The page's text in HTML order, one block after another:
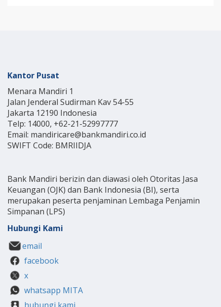
Kantor Pusat
Menara Mandiri 1
Jalan Jenderal Sudirman Kav 54-55
Jakarta 12190 Indonesia
Telp: 14000, +62-21-52997777
Email: mandiricare@bankmandiri.co.id
SWIFT Code: BMRIIDJA
Bank Mandiri berizin dan diawasi oleh Otoritas Jasa
Keuangan (OJK) dan Bank Indonesia (BI), serta
merupakan peserta penjaminan Lembaga Penjamin
Simpanan (LPS)
Hubungi Kami
email
facebook
x
whatsapp MITA